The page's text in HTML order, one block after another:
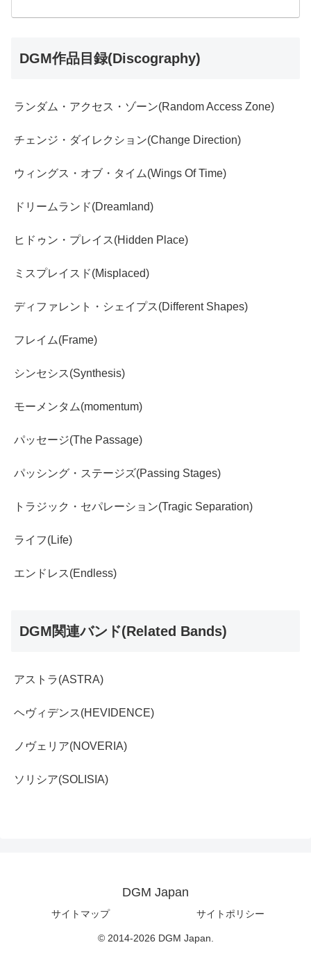
DGM作品目録(Discography)
ランダム・アクセス・ゾーン(Random Access Zone)
チェンジ・ダイレクション(Change Direction)
ウィングス・オブ・タイム(Wings Of Time)
ドリームランド(Dreamland)
ヒドゥン・プレイス(Hidden Place)
ミスプレイスド(Misplaced)
ディファレント・シェイプス(Different Shapes)
フレイム(Frame)
シンセシス(Synthesis)
モーメンタム(momentum)
パッセージ(The Passage)
パッシング・ステージズ(Passing Stages)
トラジック・セパレーション(Tragic Separation)
ライフ(Life)
エンドレス(Endless)
DGM関連バンド(Related Bands)
アストラ(ASTRA)
ヘヴィデンス(HEVIDENCE)
ノヴェリア(NOVERIA)
ソリシア(SOLISIA)
DGM Japan
サイトマップ サイトポリシー
© 2014-2026 DGM Japan.